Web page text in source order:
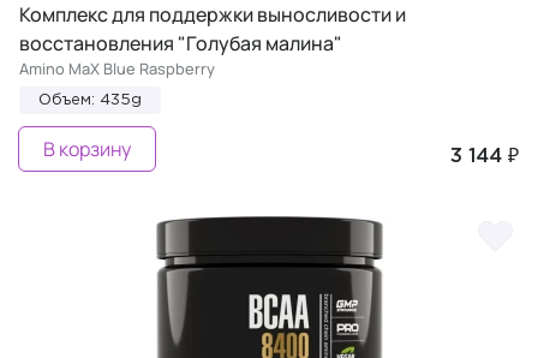
Комплекс для поддержки выносливости и
восстановления "Голубая малина"
Amino MaX Blue Raspberry
Объем: 435g
3 144 ₽
В корзину